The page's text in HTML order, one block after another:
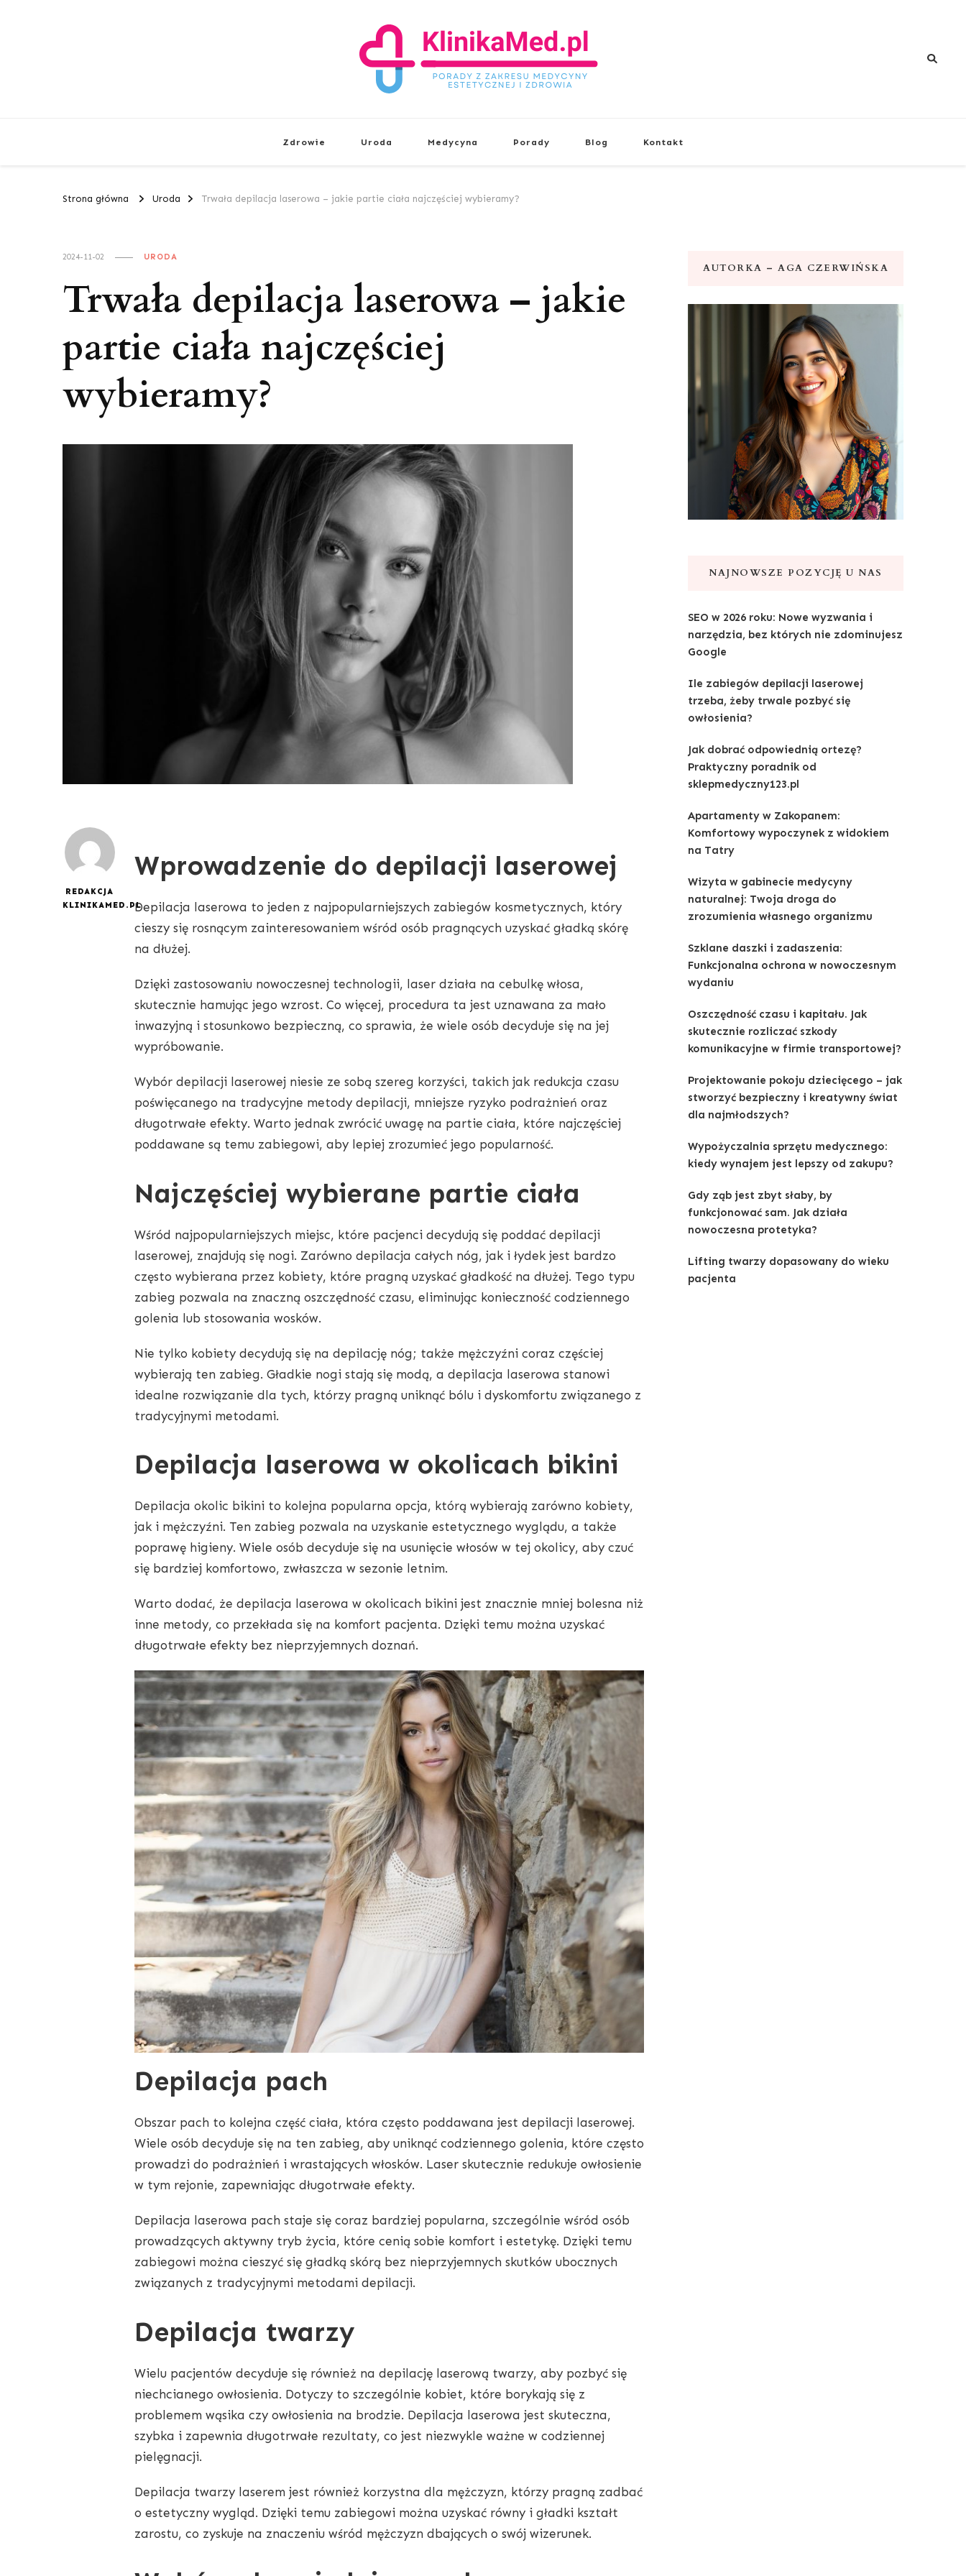
Zdrowie Uroda Medycyna Porady Blog Kontakt
Strona główna Uroda Trwała depilacja laserowa – jakie partie ciała najczęściej wybieramy?
2024-11-02 URODA
Trwała depilacja laserowa – jakie
partie ciała najczęściej
wybieramy?
REDAKCJA
KLINIKAMED.PL
Wprowadzenie do depilacji laserowej
Depilacja laserowa to jeden z najpopularniejszych zabiegów kosmetycznych, który
cieszy się rosnącym zainteresowaniem wśród osób pragnących uzyskać gładką skórę
na dłużej.
Dzięki zastosowaniu nowoczesnej technologii, laser działa na cebulkę włosa,
skutecznie hamując jego wzrost. Co więcej, procedura ta jest uznawana za mało
inwazyjną i stosunkowo bezpieczną, co sprawia, że wiele osób decyduje się na jej
wypróbowanie.
Wybór depilacji laserowej niesie ze sobą szereg korzyści, takich jak redukcja czasu
poświęcanego na tradycyjne metody depilacji, mniejsze ryzyko podrażnień oraz
długotrwałe efekty. Warto jednak zwrócić uwagę na partie ciała, które najczęściej
poddawane są temu zabiegowi, aby lepiej zrozumieć jego popularność.
Najczęściej wybierane partie ciała
Wśród najpopularniejszych miejsc, które pacjenci decydują się poddać depilacji
laserowej, znajdują się nogi. Zarówno depilacja całych nóg, jak i łydek jest bardzo
często wybierana przez kobiety, które pragną uzyskać gładkość na dłużej. Tego typu
zabieg pozwala na znaczną oszczędność czasu, eliminując konieczność codziennego
golenia lub stosowania wosków.
Nie tylko kobiety decydują się na depilację nóg; także mężczyźni coraz częściej
wybierają ten zabieg. Gładkie nogi stają się modą, a depilacja laserowa stanowi
idealne rozwiązanie dla tych, którzy pragną uniknąć bólu i dyskomfortu związanego z
tradycyjnymi metodami.
Depilacja laserowa w okolicach bikini
Depilacja okolic bikini to kolejna popularna opcja, którą wybierają zarówno kobiety,
jak i mężczyźni. Ten zabieg pozwala na uzyskanie estetycznego wyglądu, a także
poprawę higieny. Wiele osób decyduje się na usunięcie włosów w tej okolicy, aby czuć
się bardziej komfortowo, zwłaszcza w sezonie letnim.
Warto dodać, że depilacja laserowa w okolicach bikini jest znacznie mniej bolesna niż
inne metody, co przekłada się na komfort pacjenta. Dzięki temu można uzyskać
długotrwałe efekty bez nieprzyjemnych doznań.
Depilacja pach
Obszar pach to kolejna część ciała, która często poddawana jest depilacji laserowej.
Wiele osób decyduje się na ten zabieg, aby uniknąć codziennego golenia, które często
prowadzi do podrażnień i wrastających włosków. Laser skutecznie redukuje owłosienie
w tym rejonie, zapewniając długotrwałe efekty.
Depilacja laserowa pach staje się coraz bardziej popularna, szczególnie wśród osób
prowadzących aktywny tryb życia, które cenią sobie komfort i estetykę. Dzięki temu
zabiegowi można cieszyć się gładką skórą bez nieprzyjemnych skutków ubocznych
związanych z tradycyjnymi metodami depilacji.
Depilacja twarzy
Wielu pacjentów decyduje się również na depilację laserową twarzy, aby pozbyć się
niechcianego owłosienia. Dotyczy to szczególnie kobiet, które borykają się z
problemem wąsika czy owłosienia na brodzie. Depilacja laserowa jest skuteczna,
szybka i zapewnia długotrwałe rezultaty, co jest niezwykle ważne w codziennej
pielęgnacji.
Depilacja twarzy laserem jest również korzystna dla mężczyzn, którzy pragną zadbać
o estetyczny wygląd. Dzięki temu zabiegowi można uzyskać równy i gładki kształt
zarostu, co zyskuje na znaczeniu wśród mężczyzn dbających o swój wizerunek.
AUTORKA – AGA CZERWIŃSKA
NAJNOWSZE POZYCJĘ U NAS
SEO w 2026 roku: Nowe wyzwania i
narzędzia, bez których nie zdominujesz
Google
Ile zabiegów depilacji laserowej
trzeba, żeby trwale pozbyć się
owłosienia?
Jak dobrać odpowiednią ortezę?
Praktyczny poradnik od
sklepmedyczny123.pl
Apartamenty w Zakopanem:
Komfortowy wypoczynek z widokiem
na Tatry
Wizyta w gabinecie medycyny
naturalnej: Twoja droga do
zrozumienia własnego organizmu
Szklane daszki i zadaszenia:
Funkcjonalna ochrona w nowoczesnym
wydaniu
Oszczędność czasu i kapitału. Jak
skutecznie rozliczać szkody
komunikacyjne w firmie transportowej?
Projektowanie pokoju dziecięcego – jak
stworzyć bezpieczny i kreatywny świat
dla najmłodszych?
Wypożyczalnia sprzętu medycznego:
kiedy wynajem jest lepszy od zakupu?
Gdy ząb jest zbyt słaby, by
funkcjonować sam. Jak działa
nowoczesna protetyka?
Lifting twarzy dopasowany do wieku
pacjenta